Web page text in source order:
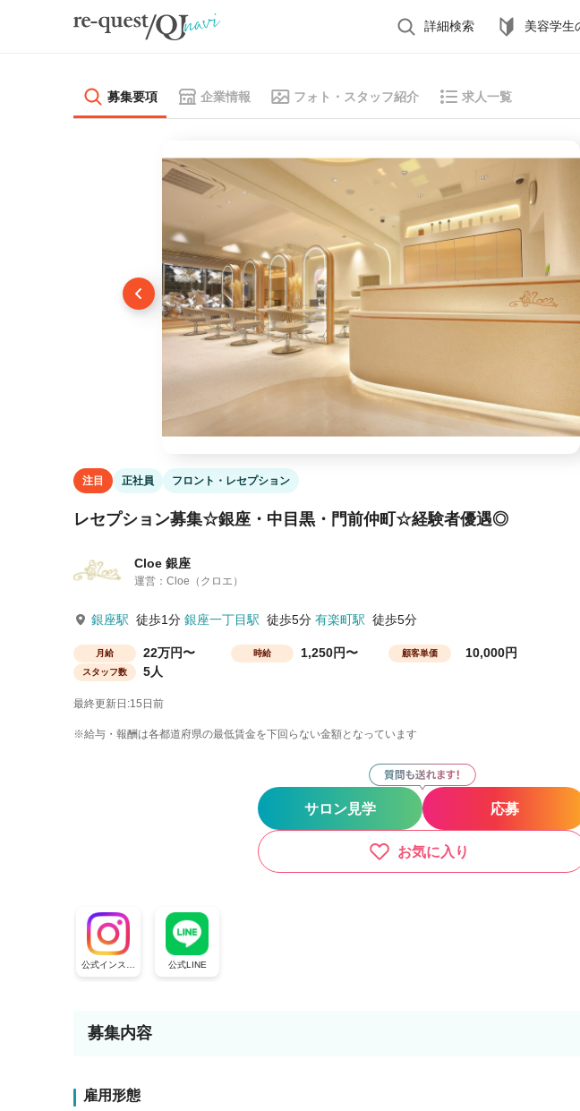
詳細検索 美容学生
募集要項 企業情報 フォト・スタッフ紹介 求人一覧
注目 正社員 フロント・レセプション
レセプション募集☆銀座・中目黒・門前仲町☆経験者優遇◎
Cloe 銀座
運営：Cloe（クロエ）
銀座駅 徒歩1分 銀座一丁目駅 徒歩5分 有楽町駅 徒歩5分
月給 22万円〜 時給 1,250円〜 顧客単価 10,000円
スタッフ数 5人
最終更新日:15日前
※給与・報酬は各都道府県の最低賃金を下回らない金額となっています
サロン見学 応募
お気に入り
公式インスタ
グラム
公式LINE
募集内容
雇用形態